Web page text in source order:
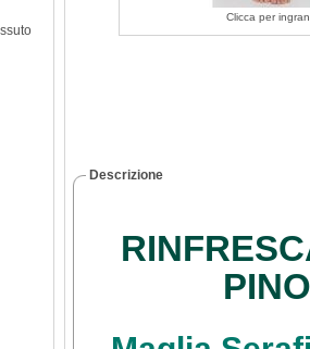
Clicca per
Descrizione